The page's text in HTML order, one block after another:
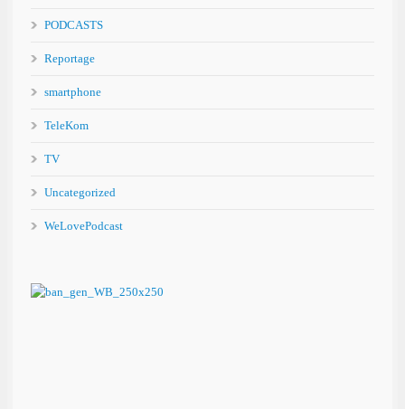
PODCASTS
Reportage
smartphone
TeleKom
TV
Uncategorized
WeLovePodcast